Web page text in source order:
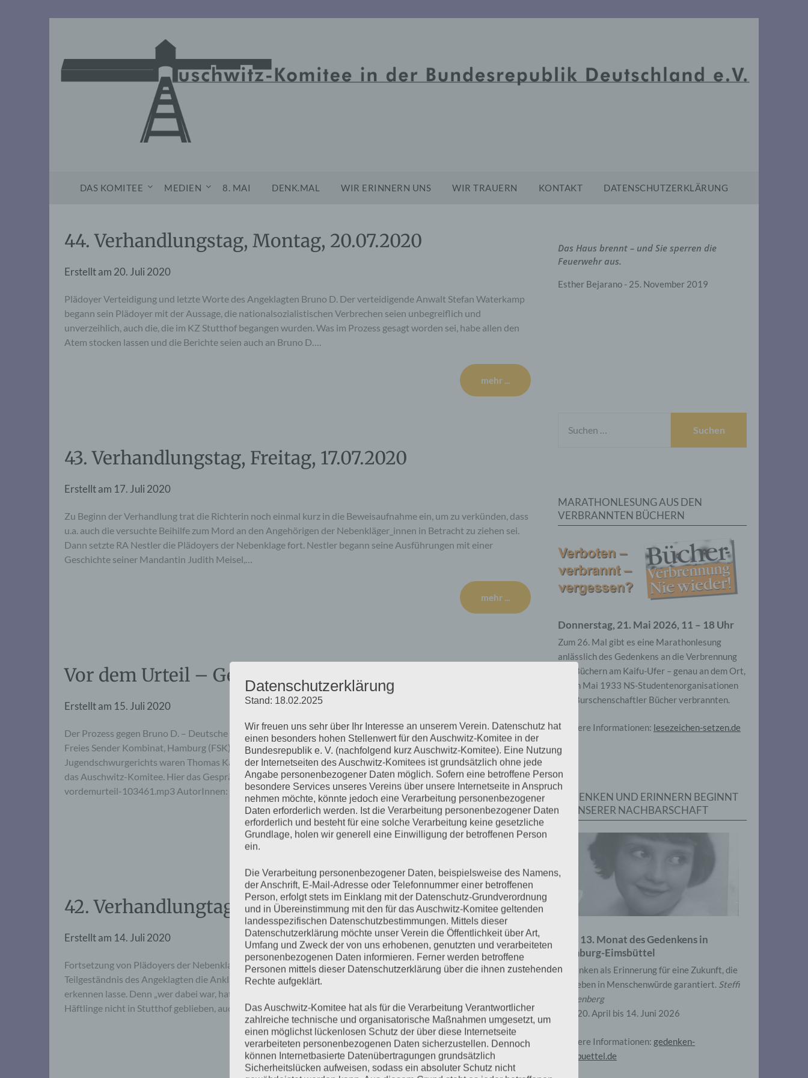
DAS KOMITEE MEDIEN 8. MAI DENK.MAL WIR ERINNERN UNS WIR TRAUERN KONTAKT DATENSCHUTZERKLÄRUNG
44. Verhandlungstag, Montag, 20.07.2020
Erstellt am 20. Juli 2020
Plädoyer Verteidigung und letzte Worte des Angeklagten Bruno D. Der verteidigende Anwalt Stefan Waterkamp
begann sein Plädoyer mit der Aussage, die nationalsozialistischen Verbrechen seien unbegreiflich und
unverzeihlich, auch die, die im KZ Stutthof begangen wurden. Was im Prozess gesagt worden sei, habe allen den
Atem stocken lassen und die Berichte seien auch an Bruno D….
mehr ...
43. Verhandlungstag, Freitag, 17.07.2020
Erstellt am 17. Juli 2020
Zu Beginn der Verhandlung trat die Richterin noch einmal kurz in die Beweisaufnahme ein, um zu verkünden, dass
u.a. auch die versuchte Beihilfe zum Mord an den Angehörigen der Nebenkläger_innen in Betracht zu ziehen sei.
Dann setzte RA Nestler die Plädoyers der Nebenklage fort. Nestler begann seine Ausführungen mit einer
Geschichte seiner Mandantin Judith Meisel,…
mehr ...
Vor dem Urteil – Gespräch zum Stutthof Prozess
Erstellt am 15. Juli 2020
Der Prozess gegen Bruno D. – Deutsche Justiz und die Perspektive der Verfolgten Im Gespräch mit dem Radio
Freies Sender Kombinat, Hamburg (FSK) anlässlich des Stutthof-Prozesses vor der Großen Strafkammer 17 des
Jugendschwurgerichts waren Thomas Käpernick für die Arbeitsgemeinschaft Neuengamme und Helga Obens für
das Auschwitz-Komitee. Hier das Gespräch zum Anhören: https://www.freie-radios.net/mp3/20200716-
vordemurteil-103461.mp3 AutorInnen: Nachmittagsmagazin für…
mehr ...
42. Verhandlungtag, Dienstag, 14.07.2020
Erstellt am 14. Juli 2020
Fortsetzung von Plädoyers der Nebenklagevertretung Es begann der Anwalt Barba. Juristisch sei durch das
Teilgeständnis des Angeklagten die Anklage bestätigt worden, auch wenn der Angeklagte kein Schuldbewusstsein
erkennen lasse. Denn „wer dabei war, hat sich schuldig gemacht. Ohne den Dienst der Bewacher wären die KZ-
Häftlinge nicht in Stutthof geblieben, auch wenn der Angeklagte nur das…
mehr ...
Das Haus brennt – und Sie sperren die
Feuerwehr aus.
Esther Bejarano - 25. November 2019
NACH:
MARATHONLESUNG AUS DEN
VERBRANNTEN BÜCHERN
Donnerstag, 21. Mai 2026, 11 – 18 Uhr
Zum 26. Mal gibt es eine Marathonlesung
anlässlich des Gedenkens an die Verbrennung
von Büchern am Kaifu-Ufer – genau an dem Ort,
wo im Mai 1933 NS-Studentenorganisationen
und Burschenschaftler Bücher verbrannten.
Weitere Informationen: lesezeichen-setzen.de
GEDENKEN UND ERINNERN BEGINNT
IN UNSERER NACHBARSCHAFT
Zum 13. Monat des Gedenkens in
Hamburg-Eimsbüttel
Gedenken als Erinnerung für eine Zukunft, die
ein Leben in Menschenwürde garantiert. Steffi
Wittenberg
Vom 20. April bis 14. Juni 2026
Weitere Informationen: gedenken-
eimsbuettel.de
Datenschutzerklärung
Stand: 18.02.2025
Wir freuen uns sehr über Ihr Interesse an unserem Verein. Datenschutz hat
einen besonders hohen Stellenwert für den Auschwitz-Komitee in der
Bundesrepublik e. V. (nachfolgend kurz Auschwitz-Komitee). Eine Nutzung
der Internetseiten des Auschwitz-Komitees ist grundsätzlich ohne jede
Angabe personenbezogener Daten möglich. Sofern eine betroffene Person
besondere Services unseres Vereins über unsere Internetseite in Anspruch
nehmen möchte, könnte jedoch eine Verarbeitung personenbezogener
Daten erforderlich werden. Ist die Verarbeitung personenbezogener Daten
erforderlich und besteht für eine solche Verarbeitung keine gesetzliche
Grundlage, holen wir generell eine Einwilligung der betroffenen Person
ein.
Die Verarbeitung personenbezogener Daten, beispielsweise des Namens,
der Anschrift, E-Mail-Adresse oder Telefonnummer einer betroffenen
Person, erfolgt stets im Einklang mit der Datenschutz-Grundverordnung
und in Übereinstimmung mit den für das Auschwitz-Komitee geltenden
landesspezifischen Datenschutzbestimmungen. Mittels dieser
Datenschutzerklärung möchte unser Verein die Öffentlichkeit über Art,
Umfang und Zweck der von uns erhobenen, genutzten und verarbeiteten
personenbezogenen Daten informieren. Ferner werden betroffene
Personen mittels dieser Datenschutzerklärung über die ihnen zustehenden
Rechte aufgeklärt.
Das Auschwitz-Komitee hat als für die Verarbeitung Verantwortlicher
zahlreiche technische und organisatorische Maßnahmen umgesetzt, um
einen möglichst lückenlosen Schutz der über diese Internetseite
verarbeiteten personenbezogenen Daten sicherzustellen. Dennoch
können Internetbasierte Datenübertragungen grundsätzlich
Sicherheitslücken aufweisen, sodass ein absoluter Schutz nicht